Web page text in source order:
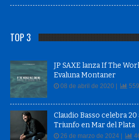
TOP 3
JP SAXE lanza If The
Evaluna Montaner
08 de abril de 2020 |
Claudio Basso celebra
Triunfo en Mar del Plata
26 de marzo de 2024 |